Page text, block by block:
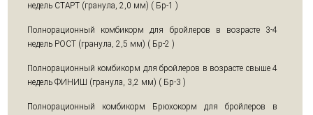
недель СТАРТ (гранула, 2,0 мм) ( Бр-1 )
Полнорационный комбикорм для бройлеров в возрасте 3-4
недель РОСТ (гранула, 2,5 мм) ( Бр-2 )
Полнорационный комбикорм для бройлеров в возрасте свыше 4
недель ФИНИШ (гранула, 3,2 мм) ( Бр-3 )
Полнорационный комбикорм Брюхокорм для бройлеров в